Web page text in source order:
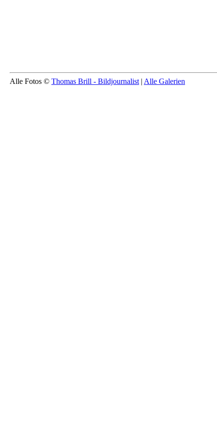
Alle Fotos © Thomas Brill - Bildjournalist | Alle Galerien